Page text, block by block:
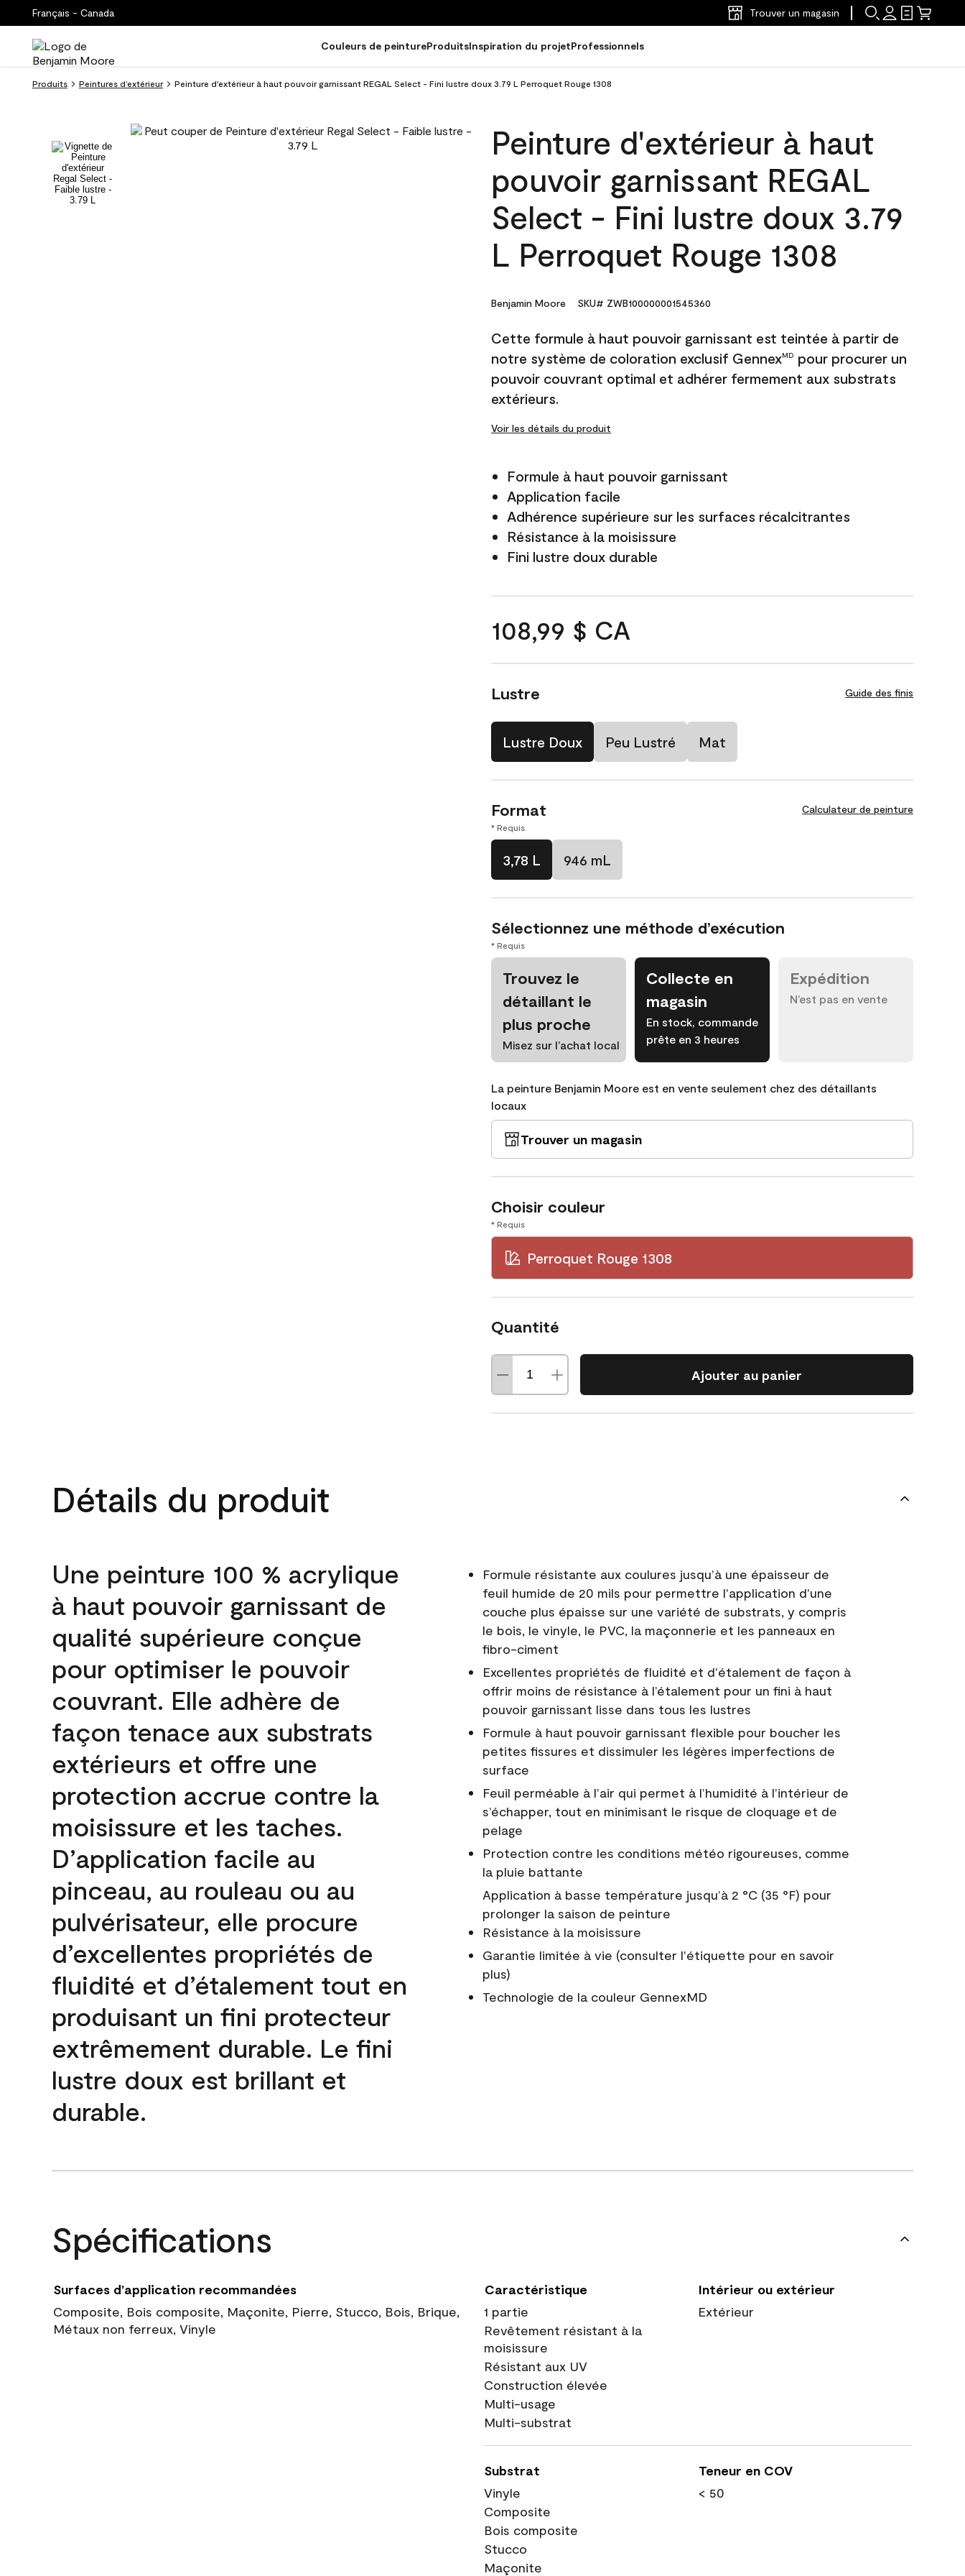
Français - Canada Trouver un magasin
Couleurs de peintureProduitsInspiration du projetProfessionnels
Produits Peintures d’extérieur Peinture d'extérieur à haut pouvoir garnissant REGAL Select - Fini lustre doux 3.79 L Perroquet Rouge 1308
Peinture d'extérieur à haut
pouvoir garnissant REGAL
Select - Fini lustre doux 3.79
L Perroquet Rouge 1308
Benjamin Moore SKU# ZWB100000001545360
Cette formule à haut pouvoir garnissant est teintée à partir de
notre système de coloration exclusif GennexMD pour procurer un
pouvoir couvrant optimal et adhérer fermement aux substrats
extérieurs.
Voir les détails du produit
Formule à haut pouvoir garnissant
Application facile
Adhérence supérieure sur les surfaces récalcitrantes
Résistance à la moisissure
Fini lustre doux durable
108,99 $ CA
Lustre Guide des finis
Lustre Doux Peu Lustré Mat
Format Calculateur de peinture
* Requis
3,78 L 946 mL
Sélectionnez une méthode d’exécution
* Requis
Trouvez le
détaillant le
plus proche
Misez sur l’achat local
Collecte en
magasin
En stock, commande
prête en 3 heures
Expédition
N’est pas en vente
La peinture Benjamin Moore est en vente seulement chez des détaillants
locaux
Trouver un magasin
Choisir couleur
* Requis
Perroquet Rouge 1308
Quantité
Ajouter au panier
Détails du produit
Une peinture 100 % acrylique
à haut pouvoir garnissant de
qualité supérieure conçue
pour optimiser le pouvoir
couvrant. Elle adhère de
façon tenace aux substrats
extérieurs et offre une
protection accrue contre la
moisissure et les taches.
D’application facile au
pinceau, au rouleau ou au
pulvérisateur, elle procure
d’excellentes propriétés de
fluidité et d’étalement tout en
produisant un fini protecteur
extrêmement durable. Le fini
lustre doux est brillant et
durable.
Formule résistante aux coulures jusqu’à une épaisseur de
feuil humide de 20 mils pour permettre l'application d'une
couche plus épaisse sur une variété de substrats, y compris
le bois, le vinyle, le PVC, la maçonnerie et les panneaux en
fibro-ciment
Excellentes propriétés de fluidité et d'étalement de façon à
offrir moins de résistance à l’étalement pour un fini à haut
pouvoir garnissant lisse dans tous les lustres
Formule à haut pouvoir garnissant flexible pour boucher les
petites fissures et dissimuler les légères imperfections de
surface
Feuil perméable à l’air qui permet à l’humidité à l’intérieur de
s’échapper, tout en minimisant le risque de cloquage et de
pelage
Protection contre les conditions météo rigoureuses, comme
la pluie battante
Application à basse température jusqu’à 2 °C (35 °F) pour
prolonger la saison de peinture
Résistance à la moisissure
Garantie limitée à vie (consulter l'étiquette pour en savoir
plus)
Technologie de la couleur GennexMD
Spécifications
Surfaces d’application recommandées
Composite, Bois composite, Maçonite, Pierre, Stucco, Bois, Brique,
Métaux non ferreux, Vinyle
Caractéristique
1 partie
Revêtement résistant à la
moisissure
Résistant aux UV
Construction élevée
Multi-usage
Multi-substrat
Intérieur ou extérieur
Extérieur
Substrat
Vinyle
Composite
Bois composite
Stucco
Maçonite
Teneur en COV
< 50